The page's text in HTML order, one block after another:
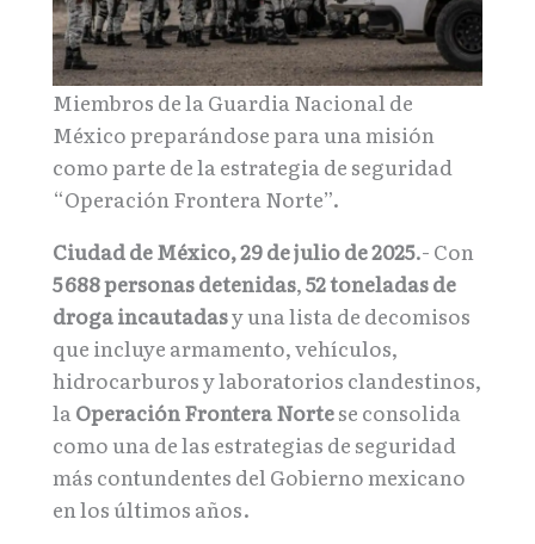
Miembros de la Guardia Nacional de
México preparándose para una misión
como parte de la estrategia de seguridad
“Operación Frontera Norte”.
Ciudad de México, 29 de julio de 2025.- Con
5 688 personas detenidas,52 toneladas de
droga incautadasy una lista de decomisos
que incluye armamento, vehículos,
hidrocarburos y laboratorios clandestinos,
laOperación Frontera Nortese consolida
como una de las estrategias de seguridad
más contundentes del Gobierno mexicano
en los últimos años.